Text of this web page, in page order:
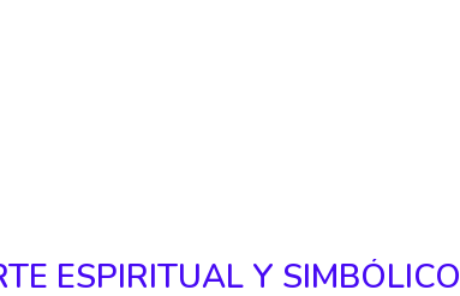
ESPIRITUAL Y SIMBÓLICO